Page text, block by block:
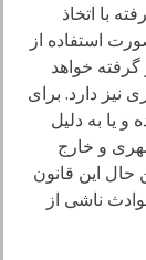
با اتخاذ
استفاده از
متخلف در نظر گرفته خواهد
نیز دارد. برای
و یا به دلیل
و خارج
حال این قانون
ناشی از